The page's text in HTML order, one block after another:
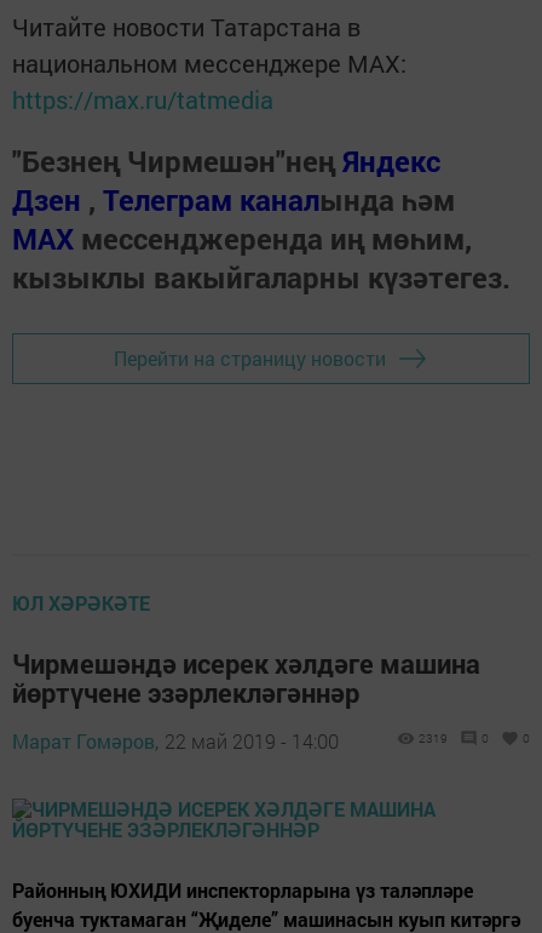
Читайте новости Татарстана в
национальном мессенджере MАХ:
https://max.ru/tatmedia
"Безнең Чирмешән"неңЯндекс
Дзен , Телеграм каналында һәм
МАХ мессенджеренда иң мөһим,
кызыклы вакыйгаларны күзәтегез.
Перейти на страницу новости
ЮЛ ХӘРӘКӘТЕ
Чирмешәндә исерек хәлдәге машина
йөртүчене эзәрлекләгәннәр
Марат Гомәров, 22 май 2019 - 14:00 2319 0 0
Районның ЮХИДИ инспекторларына үз таләпләре
буенча туктамаган “Җиделе” машинасын куып китәргә